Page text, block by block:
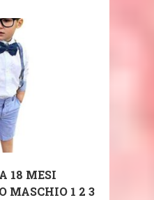
18 MESI
MASCHIO 1 2 3